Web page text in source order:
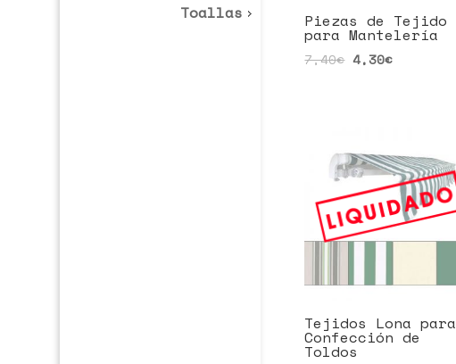
Toallas
Piezas de Tejido
para Mantelería
7,40€ 4,30€
Tejidos Lona para
Confección de
Toldos